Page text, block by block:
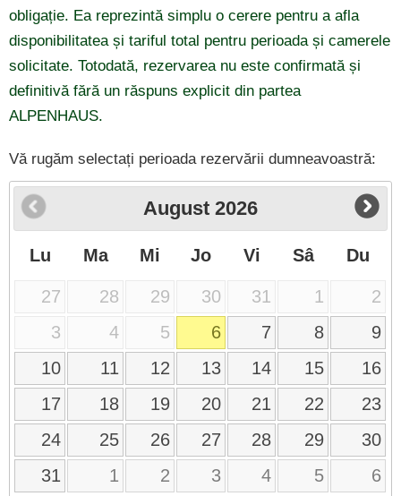
obligație. Ea reprezintă simplu o cerere pentru a afla
disponibilitatea și tariful total pentru perioada și camerele
solicitate. Totodată, rezervarea nu este confirmată și
definitivă fără un răspuns explicit din partea
ALPENHAUS.
Vă rugăm selectați perioada rezervării dumneavoastră:
August 2026
Lu Ma Mi Jo Vi Sâ Du
27 28 29 30 31 1
2
3
4 5 6 7 8
9
10
11 12 13 14 15
16
17
18 19 20 21 22
23
24
25 26 27 28 29
30
31
1 2 3 4 5 6